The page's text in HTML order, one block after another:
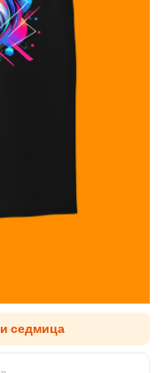
седмица